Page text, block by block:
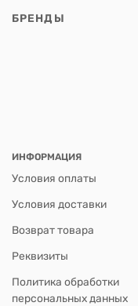
БРЕНДЫ
ИНФОРМАЦИЯ
Условия оплаты
Условия доставки
Возврат товара
Реквизиты
Политика обработки
персональных данных